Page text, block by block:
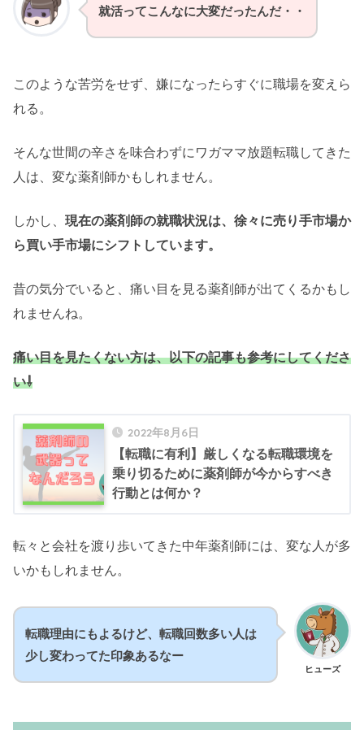
就活ってこんなに大変だったんだ・・
このような苦労をせず、嫌になったらすぐに職場を変えら
れる。
そんな世間の辛さを味合わずにワガママ放題転職してきた
人は、変な薬剤師かもしれません。
しかし、 現在の薬剤師の就職状況は、徐々に売り手市場か
ら買い手市場にシフトしています。
昔の気分でいると、痛い目を見る薬剤師が出てくるかもし
れませんね。
痛い目を見たくない方は、以下の記事も参考にしてくださ
い⇩
2022年8月6日
【転職に有利】厳しくなる転職環境を
乗り切るために薬剤師が今からすべき
行動とは何か？
転々と会社を渡り歩いてきた中年薬剤師には、変な人が多
いかもしれません。
ヒューズ
転職理由にもよるけど、転職回数多い人は
少し変わってた印象あるなー